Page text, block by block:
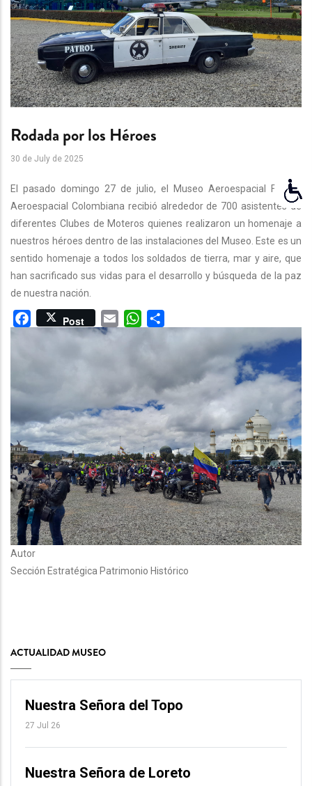
Rodada por los Héroes
30 de July de 2025
El pasado domingo 27 de julio, el Museo Aeroespacial Fuerza
Aeroespacial Colombiana recibió alrededor de 700 asistentes de
diferentes Clubes de Moteros quienes realizaron un homenaje a
nuestros héroes dentro de las instalaciones del Museo. Este es un
sentido homenaje a todos los soldados de tierra, mar y aire, que
han sacrificado sus vidas para el desarrollo y búsqueda de la paz
de nuestra nación.
Facebook
Post Email WhatsApp
Autor
Sección Estratégica Patrimonio Histórico
ACTUALIDAD MUSEO
Nuestra Señora del Topo
27 Jul 26
Nuestra Señora de Loreto